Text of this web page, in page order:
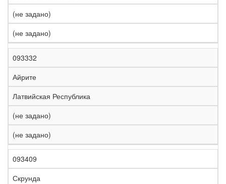
(не задано)
(не задано)
093332
Айрите
Латвийская Республика
(не задано)
(не задано)
093409
Скрунда